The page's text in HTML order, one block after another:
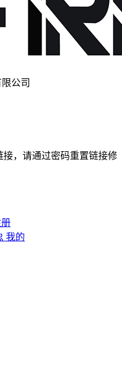
公司
，请通过密码重置链接修
我的